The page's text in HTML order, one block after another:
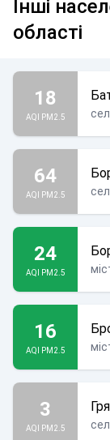
Інші
області
18
AQI PM2.5
64
AQI PM2.5
24
AQI PM2.5
16
AQI PM2.5
3
AQI PM2.5